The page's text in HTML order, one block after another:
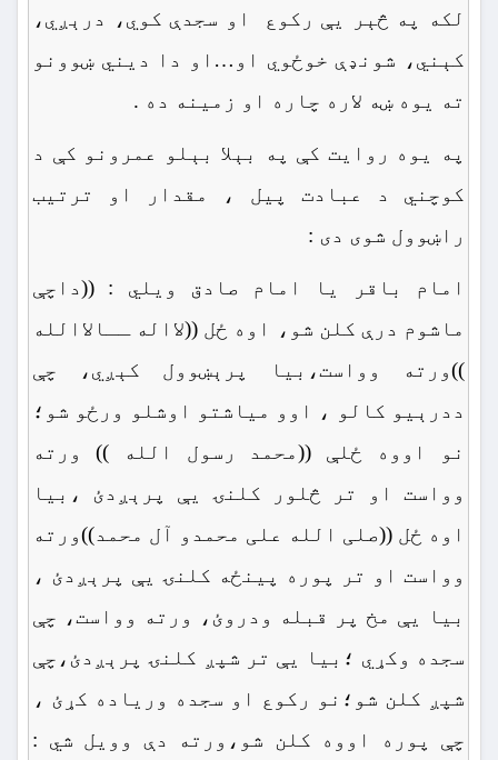
لکه په څېر یې رکوع او سجدې کوي، درېږي،
کېني، شونډې خوځوي او…او دا دیني ښوونو
ته یوه ښه لاره چاره او زمینه ده .
په یوه روایت کې په بېلا بېلو عمرونو کې د
کوچني د عبادت پیل ، مقدار او ترتیب
راښوول شوی دی :
امام باقر یا امام صادق ویلي : ((داچې
ماشوم درې کلن شو، اوه ځل ((لااله ــالاالله
))ورته وواست،بیا پرېښوول کېږي، چې
ددرېیو کالو ، اوو میاشتو اوشلو ورځو شو؛
نو اووه ځلې ((محمد رسول الله )) ورته
وواست او تر څلور کلنۍ یې پرېږدئ ،بیا
اوه ځل ((صلی الله علی محمدو آل محمد))ورته
وواست او تر پوره پينځه کلنۍ یې پرېږدئ ،
بیا یې مخ پر قبله ودروئ، ورته وواست، چې
سجده وکړي ؛بیا یې تر شپږ کلنۍ پرېږدئ،چې
شپږ کلن شو؛نو رکوع او سجده وریاده کړئ ،
چې پوره اووه کلن شو،ورته دې وویل شي :